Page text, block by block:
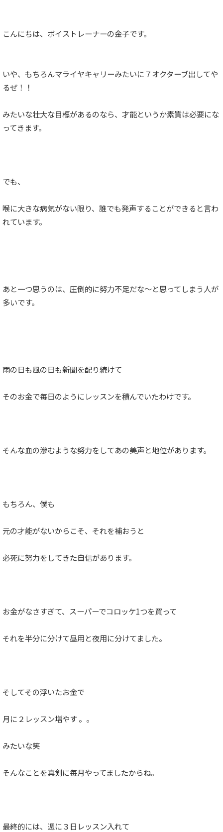
こんにちは、ボイストレーナーの金子です。
いや、もちろんマライヤキャリーみたいに７オクターブ出してや
るぜ！！
みたいな壮大な目標があるのなら、才能というか素質は必要にな
ってきます。
でも、
喉に大きな病気がない限り、誰でも発声することができると言わ
れています。
あと一つ思うのは、圧倒的に努力不足だな〜と思ってしまう人が
多いです。
雨の日も風の日も新聞を配り続けて
そのお金で毎日のようにレッスンを積んでいたわけです。
そんな血の滲むような努力をしてあの美声と地位があります。
もちろん、僕も
元の才能がないからこそ、それを補おうと
必死に努力をしてきた自信があります。
お金がなさすぎて、スーパーでコロッケ1つを買って
それを半分に分けて昼用と夜用に分けてました。
そしてその浮いたお金で
月に２レッスン増やす 。。
みたいな笑
そんなことを真剣に毎月やってましたからね。
最終的には、週に３日レッスン入れて